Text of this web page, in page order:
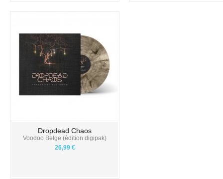
Dropdead Chaos
Voodoo Belge (édition digipak)
26,99 €